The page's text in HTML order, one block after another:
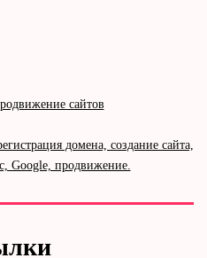
домена, создание сайта,
Google, продвижение.